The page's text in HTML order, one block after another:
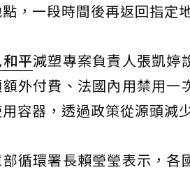
，一段時間後再返回指定
平減塑專案負責人張凱婷
外付費、法國內用禁用一
容器，透過政策從源頭減
循環署長賴瑩瑩表示，各